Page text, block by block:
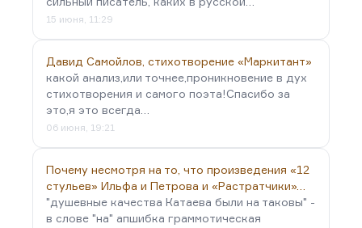
15 июня, 11:29
Давид Самойлов, стихотворение «Маркитант»
какой анализ,или точнее,проникновение в дух
стихотворения и самого поэта!Спасибо за
это,я это всегда…
06 июня, 19:21
Почему несмотря на то, что произведения «12
стульев» Ильфа и Петрова и «Растратчики»…
"душевные качества Катаева были на таковы" -
в слове "на" апшибка граммотическая